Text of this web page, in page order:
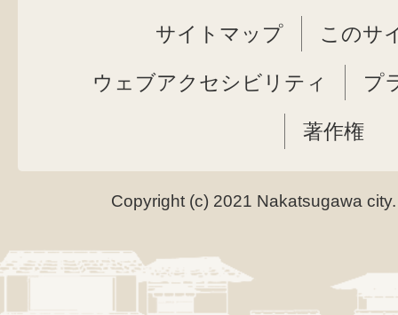
サイトマップ このサ
ウェブアクセシビリティ プ
著作権
Copyright (c) 2021 Nakatsugawa